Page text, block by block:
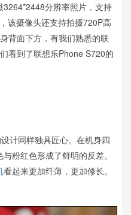
分辨率照片，支持
该摄像头还支持拍摄720P高
背面下方，有我们熟悉的联
看到了联想乐Phone S720的
计同样独具匠心。在机身四
粉红色形成了鲜明的反差。
看起来更加纤薄，更加修长。